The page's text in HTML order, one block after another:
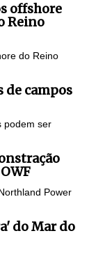
offshore
Reino
do Reino
de campos
podem ser
Power
do Mar do